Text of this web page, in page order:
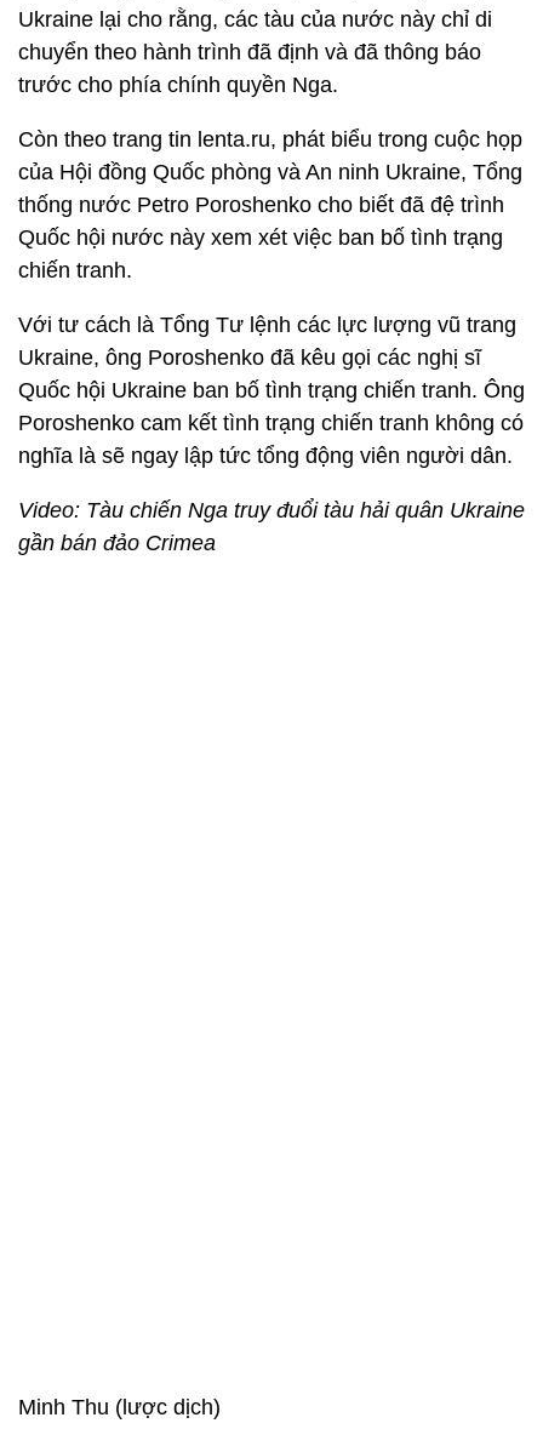
Ukraine lại cho rằng, các tàu của nước này chỉ di
chuyển theo hành trình đã định và đã thông báo
trước cho phía chính quyền Nga.
Còn theo trang tin lenta.ru, phát biểu trong cuộc họp
của Hội đồng Quốc phòng và An ninh Ukraine, Tổng
thống nước Petro Poroshenko cho biết đã đệ trình
Quốc hội nước này xem xét việc ban bố tình trạng
chiến tranh.
Với tư cách là Tổng Tư lệnh các lực lượng vũ trang
Ukraine, ông Poroshenko đã kêu gọi các nghị sĩ
Quốc hội Ukraine ban bố tình trạng chiến tranh. Ông
Poroshenko cam kết tình trạng chiến tranh không có
nghĩa là sẽ ngay lập tức tổng động viên người dân.
Video: Tàu chiến Nga truy đuổi tàu hải quân Ukraine
gần bán đảo Crimea
Minh Thu (lược dịch)